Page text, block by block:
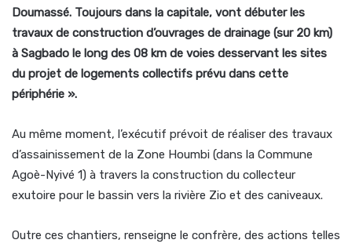
Doumassé. Toujours dans la capitale, vont débuter les
travaux de construction d’ouvrages de drainage (sur 20 km)
à Sagbado le long des 08 km de voies desservant les sites
du projet de logements collectifs prévu dans cette
périphérie ».
Au même moment, l’exécutif prévoit de réaliser des travaux
d’assainissement de la Zone Houmbi (dans la Commune
Agoè-Nyivé 1) à travers la construction du collecteur
exutoire pour le bassin vers la rivière Zio et des caniveaux.
Outre ces chantiers, renseigne le confrère, des actions telles